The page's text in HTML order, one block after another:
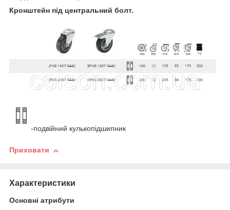
Кронштейн під центральний болт.
-подвійний кулькопідшипник
Приховати
Характеристики
Основні атрибути